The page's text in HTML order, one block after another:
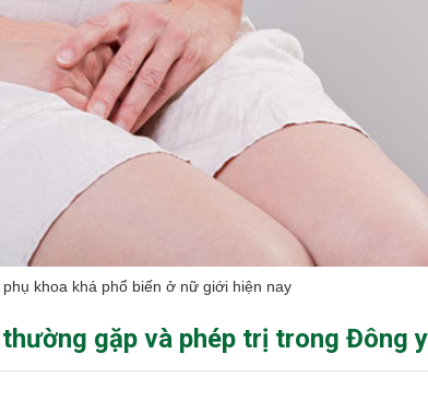
phụ khoa khá phổ biến ở nữ giới hiện nay
gặp và phép trị trong Đông y